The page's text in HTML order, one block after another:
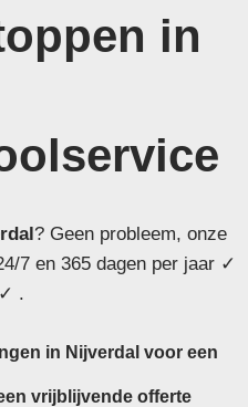
in
? Geen probleem, onze
7 en 365 dagen per jaar ✓
.
in Nijverdal voor een
vrijblijvende offerte